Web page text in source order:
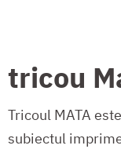
tricou
Tricoul MATA
subiectul